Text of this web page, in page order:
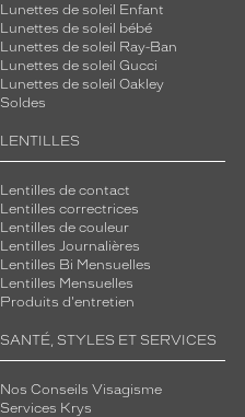
Lunettes de soleil Enfant
Lunettes de soleil bébé
Lunettes de soleil Ray-Ban
Lunettes de soleil Gucci
Lunettes de soleil Oakley
Soldes
LENTILLES
Lentilles de contact
Lentilles correctrices
Lentilles de couleur
Lentilles Journalières
Lentilles Bi Mensuelles
Lentilles Mensuelles
Produits d'entretien
SANTÉ, STYLES ET SERVICES
Nos Conseils Visagisme
Services Krys